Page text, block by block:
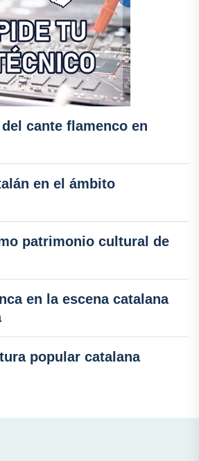
cante flamenco en
en el ámbito
patrimonio cultural de
en la escena catalana
popular catalana